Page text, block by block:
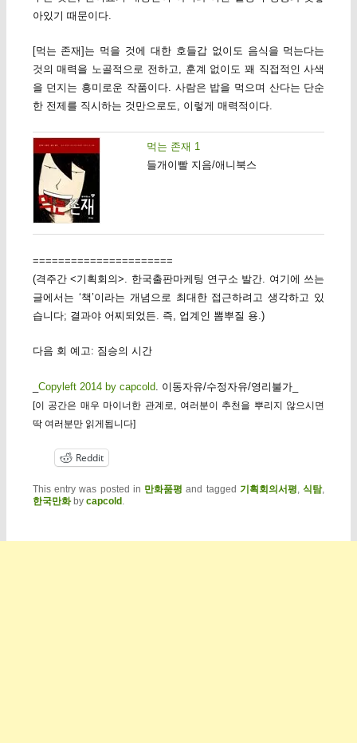
아있기 때문이다.
[먹는 존재]는 먹을 것에 대한 호들갑 없이도 음식을 먹는다는
것의 매력을 노골적으로 전하고, 훈계 없이도 꽤 직접적인 사색
을 던지는 흥미로운 작품이다. 사람은 밥을 먹으며 산다는 단순
한 전제를 직시하는 것만으로도, 이렇게 매력적이다.
먹는 존재 1
들개이빨 지음/애니북스
======================
(격주간 <기획회의>. 한국출판마케팅 연구소 발간. 여기에 쓰는
글에서는 ‘책’이라는 개념으로 최대한 접근하려고 생각하고 있
습니다; 결과야 어찌되었든. 즉, 업계인 뽐뿌질 용.)
다음 회 예고: 짐승의 시간
Copyleft 2014 by capcold. 이동자유/수정자유/영리불가_
[이 공간은 매우 마이너한 관계로, 여러분이 추천을 뿌리지 않으시면
딱 여러분만 읽게됩니다]
Reddit
This entry was posted in 만화품평 and tagged기획회의서평 ,식탐,
한국만화by capcold.